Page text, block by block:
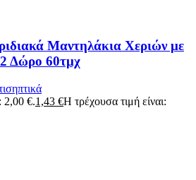
Μαντηλάκια Χεριών με
Δώρο 60τμχ
2,00 €.1,43 €Η τρέχουσα τιμή είναι: